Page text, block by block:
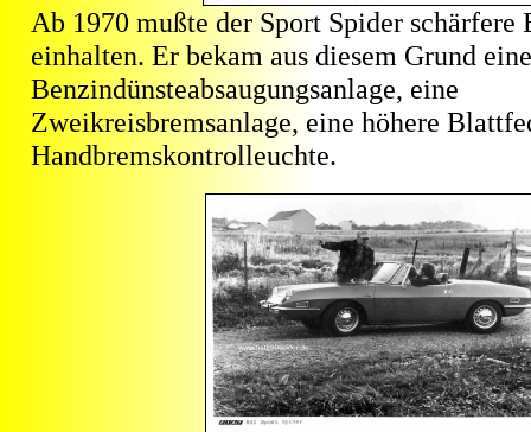
Ab 1970 mußte der Sport Spider schärfere
einhalten. Er bekam aus diesem Grund eine
Benzindünsteabsaugungsanlage, eine
Zweikreisbremsanlage, eine höhere
Handbremskontrolleuchte.